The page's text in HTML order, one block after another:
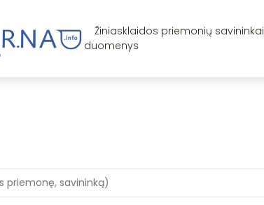
Žiniasklaidos priemonių savininkai
duomenys